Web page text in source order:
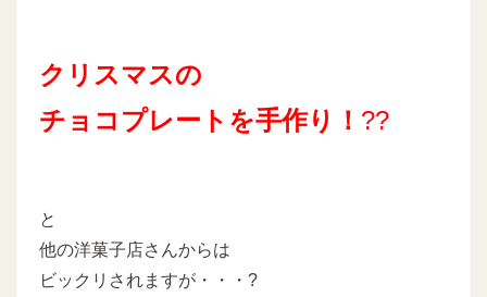
クリスマスの
チョコプレートを手作り！ ??
と
他の洋菓子店さんからは
ビックリされますが・・・?